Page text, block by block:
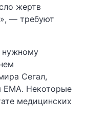
жертв
— требуют
нужному
Сегал,
ЕМА. Некоторые
медицинских